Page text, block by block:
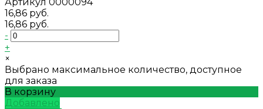
16,86 руб.
16,86 руб.
-
+
×
Выбрано максимальное количество, доступное
для заказа
В корзину
Добавлено